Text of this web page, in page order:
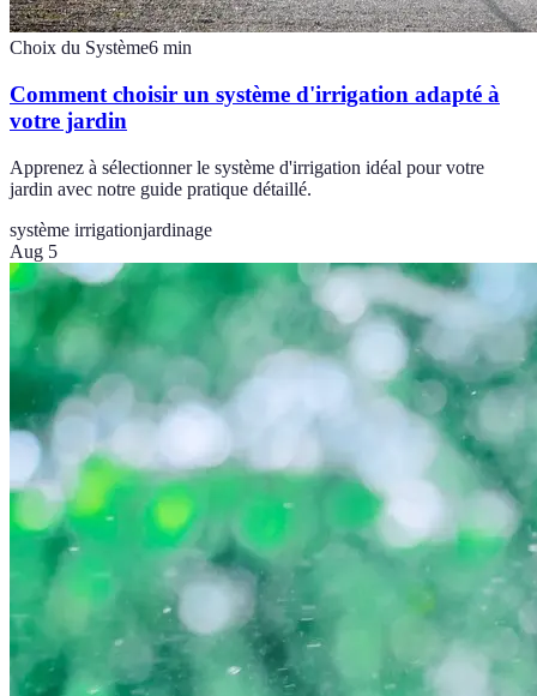
Choix du Système6 min
Comment choisir un système d'irrigation adapté à
votre jardin
Apprenez à sélectionner le système d'irrigation idéal pour votre
jardin avec notre guide pratique détaillé.
système irrigationjardinage
Aug 5